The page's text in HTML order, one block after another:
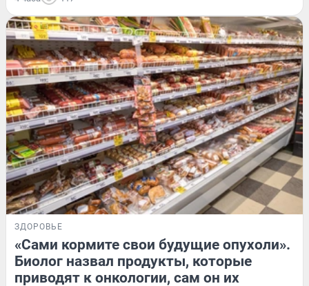
ЗДОРОВЬЕ
«Сами кормите свои будущие опухоли».
Биолог назвал продукты, которые
приводят к онкологии, сам он их